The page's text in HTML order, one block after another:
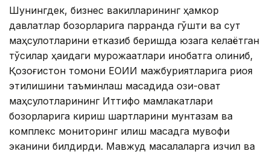
Шунингдек, бизнес вакилларининг ҳамкор
давлатлар бозорларига парранда гўшти ва сут
маҳсулотларини етказиб беришда юзага келаётган
тўсиқлар ҳақидаги мурожаатлари инобатга олиниб,
Қозоғистон томони ЕОИИ мажбуриятларига риоя
этилишини таъминлаш мақсадида озиқ-овқат
маҳсулотларининг Иттифоқ мамлакатлари
бозорларига кириш шартларини мунтазам ва
комплекс мониторинг қилиш мақсадга мувофиқ
эканини билдирди. Мавжуд масалаларга изчил ва